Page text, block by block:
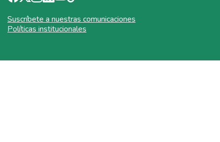
Suscríbete a nuestras comunicaciones
Políticas institucionales